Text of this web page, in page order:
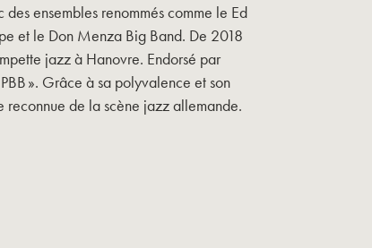
ensembles renommés comme le Ed
et le Don Menza Big Band. De 2018
jazz à Hanovre. Endorsé par
». Grâce à sa polyvalence et son
reconnue de la scène jazz allemande.